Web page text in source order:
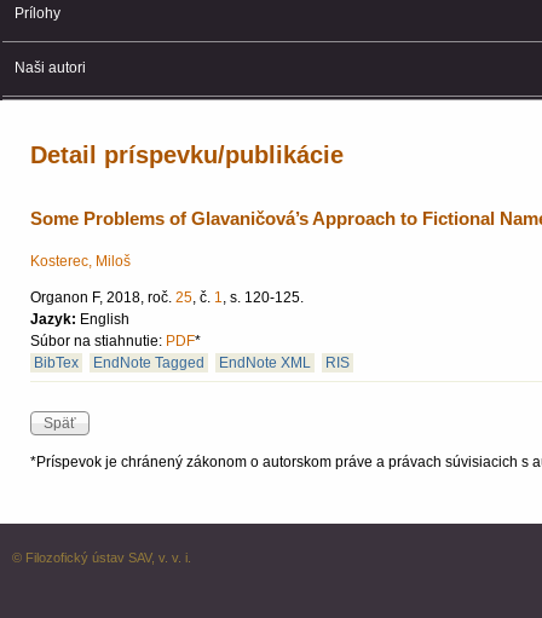
Prílohy
Naši autori
Detail príspevku/publikácie
Some Problems of Glavaničová’s Approach to Fictional
Kosterec, Miloš
Organon F, 2018, roč. 25, č. 1, s. 120-125.
Jazyk: English
Súbor na stiahnutie: PDF*
BibTex
EndNote Tagged EndNote XML RIS
*Príspevok je chránený zákonom o autorskom práve a právach súvisiacich s
© Filozofický ústav SAV, v. v. i.